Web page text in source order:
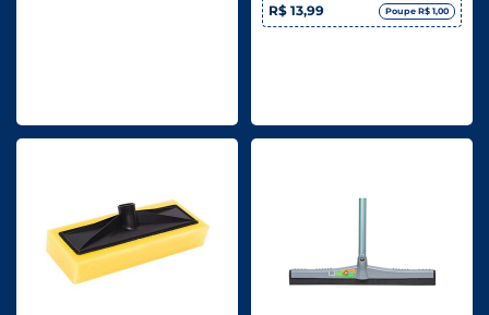
R$ 13,99 Poupe R$ 1,00